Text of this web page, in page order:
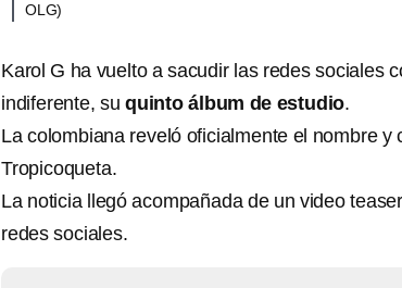
OLG)
Karol G ha vuelto a sacudir las redes sociales
indiferente, suquinto álbum de estudio.
La colombiana reveló oficialmente el nombre y
Tropicoqueta.
La noticia llegó acompañada de un video
redes sociales.